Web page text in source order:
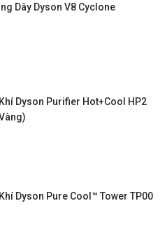
Dây Dyson V8 Cyclone
Dyson Purifier Hot+Cool HP2
Dyson Pure Cool™ Tower TP00